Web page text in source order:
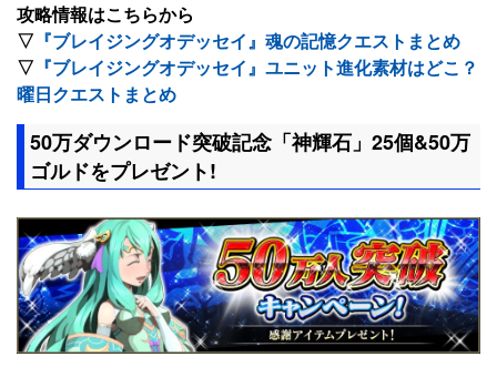
攻略情報はこちらから
▽ 『ブレイジングオデッセイ』魂の記憶クエストまとめ
▽ 『ブレイジングオデッセイ』ユニット進化素材はどこ？
曜日クエストまとめ
50万ダウンロード突破記念「神輝石」25個&50万
ゴルドをプレゼント!